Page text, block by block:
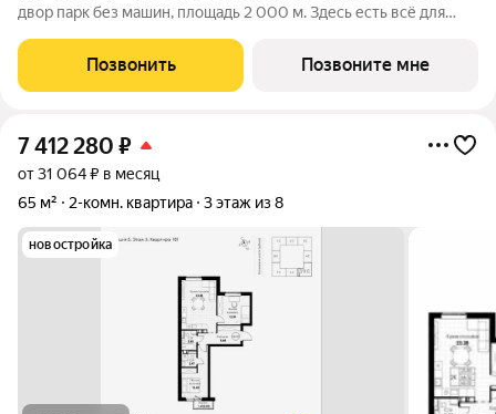
двор парк без машин, площадь 2 000 м. Здесь есть всё для
спортивные зоны ландшафтное озеленение Безопасность на
высшем уровне: система
Позвонить Позвоните мне
7 412 280 ₽
от 31 064 ₽ в месяц
65 м²
2-комн. квартира 3 этаж из 8
новостройка